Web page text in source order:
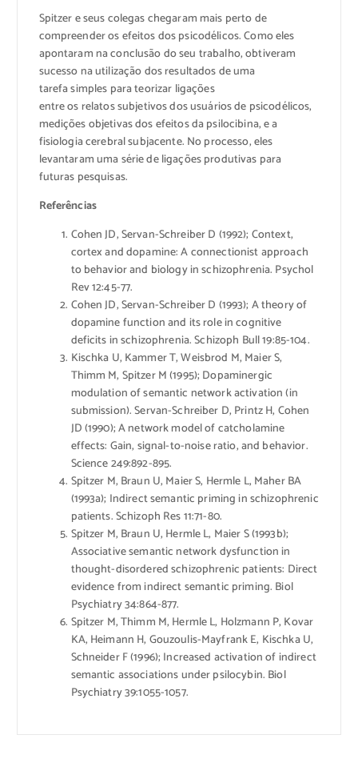
Spitzer e seus colegas chegaram mais perto de
compreender os efeitos dos psicodélicos. Como eles
apontaram na conclusão do seu trabalho, obtiveram
sucesso na utilização dos resultados de uma
tarefa simples para teorizar ligações
entre os relatos subjetivos dos usuários de psicodélicos,
medições objetivas dos efeitos da psilocibina, e a
fisiologia cerebral subjacente. No processo, eles
levantaram uma série de ligações produtivas para
futuras pesquisas.
Referências
Cohen JD, Servan-Schreiber D (1992); Context,
cortex and dopamine: A connectionist approach
to behavior and biology in schizophrenia. Psychol
Rev 12:45-77.
Cohen JD, Servan-Schreiber D (1993); A theory of
dopamine function and its role in cognitive
deficits in schizophrenia. Schizoph Bull 19:85-104.
Kischka U, Kammer T, Weisbrod M, Maier S,
Thimm M, Spitzer M (1995); Dopaminergic
modulation of semantic network activation (in
submission). Servan-Schreiber D, Printz H, Cohen
JD (1990); A network model of catcholamine
effects: Gain, signal-to-noise ratio, and behavior.
Science 249:892-895.
Spitzer M, Braun U, Maier S, Hermle L, Maher BA
(1993a); Indirect semantic priming in schizophrenic
patients. Schizoph Res 11:71-80.
Spitzer M, Braun U, Hermle L, Maier S (1993b);
Associative semantic network dysfunction in
thought-disordered schizophrenic patients: Direct
evidence from indirect semantic priming. Biol
Psychiatry 34:864-877.
Spitzer M, Thimm M, Hermle L, Holzmann P, Kovar
KA, Heimann H, Gouzoulis-Mayfrank E, Kischka U,
Schneider F (1996); Increased activation of indirect
semantic associations under psilocybin. Biol
Psychiatry 39:1055-1057.